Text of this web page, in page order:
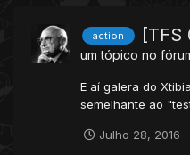
action [TFS
um tópico no
E aí galera do
semelhante ao
Julho 28, 2016